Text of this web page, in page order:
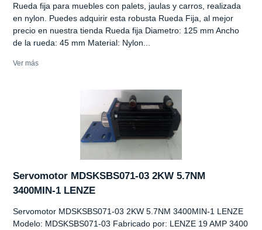
Rueda fija para muebles con palets, jaulas y carros, realizada
en nylon. Puedes adquirir esta robusta Rueda Fija, al mejor
precio en nuestra tienda Rueda fija Diametro: 125 mm Ancho
de la rueda: 45 mm Material: Nylon...
Ver más
Servomotor MDSKSBS071-03 2KW 5.7NM
3400MIN-1 LENZE
Servomotor MDSKSBS071-03 2KW 5.7NM 3400MIN-1 LENZE
Modelo: MDSKSBS071-03 Fabricado por: LENZE 19 AMP 3400